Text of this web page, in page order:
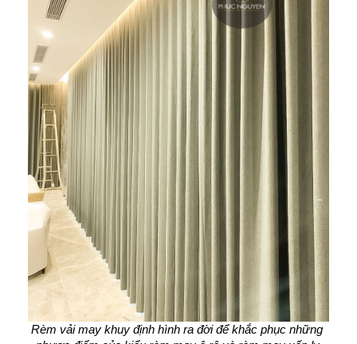
Rèm vải may khuy định hình ra đời để khắc phục những